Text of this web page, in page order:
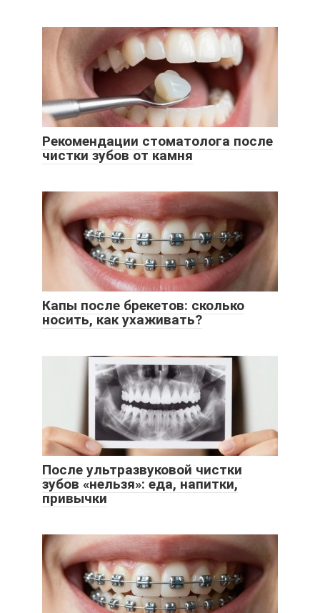
Рекомендации стоматолога после
чистки зубов от камня
Капы после брекетов: сколько
носить, как ухаживать?
После ультразвуковой чистки
зубов «нельзя»: еда, напитки,
привычки